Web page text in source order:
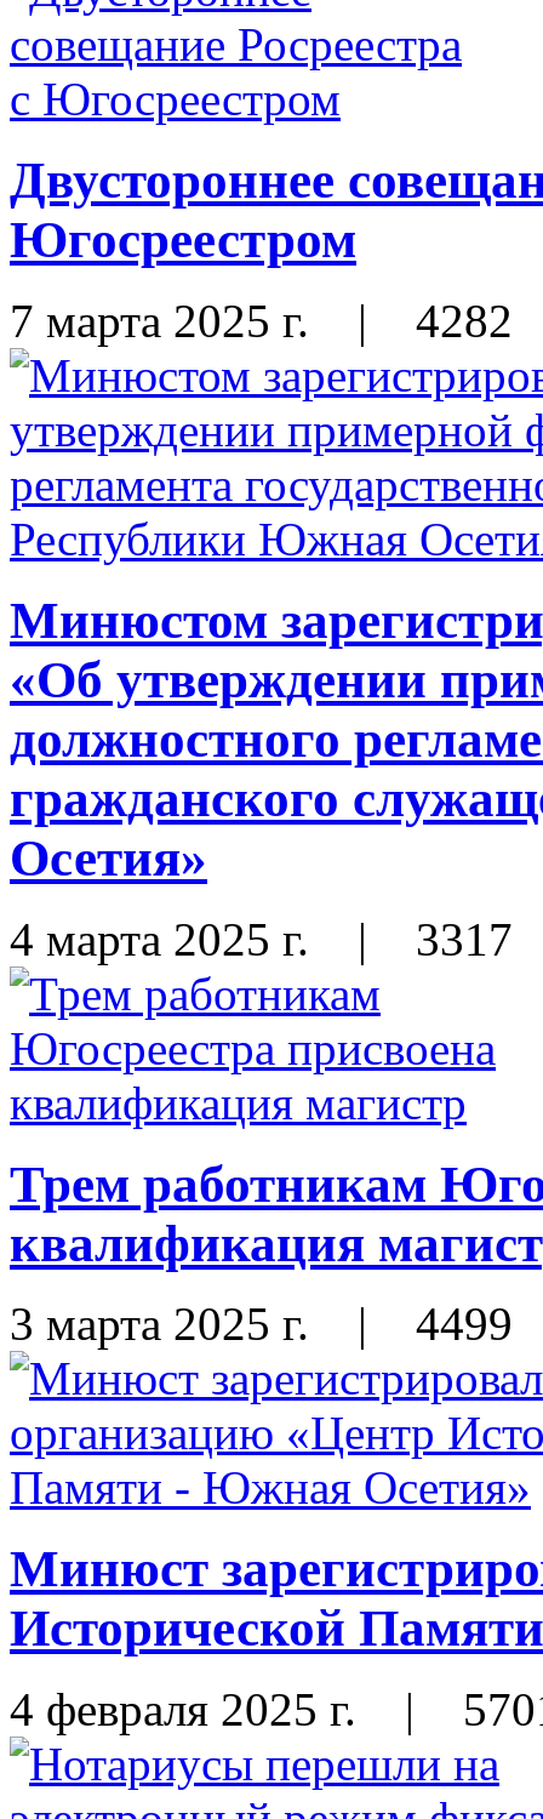
Двустороннее
Югосреестром
7 марта 2025 г. | 4282
Минюстом
«Об утверждении
должностного
гражданского
Осетия»
4 марта 2025 г. | 3317
Трем работникам
квалификация
3 марта 2025 г. | 4499
Минюст
Исторической
4 февраля 2025 г. |